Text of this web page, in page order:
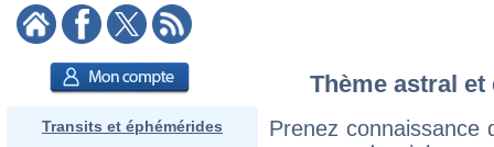
Transits et éphémérides
Thème astral
Prenez connaissance